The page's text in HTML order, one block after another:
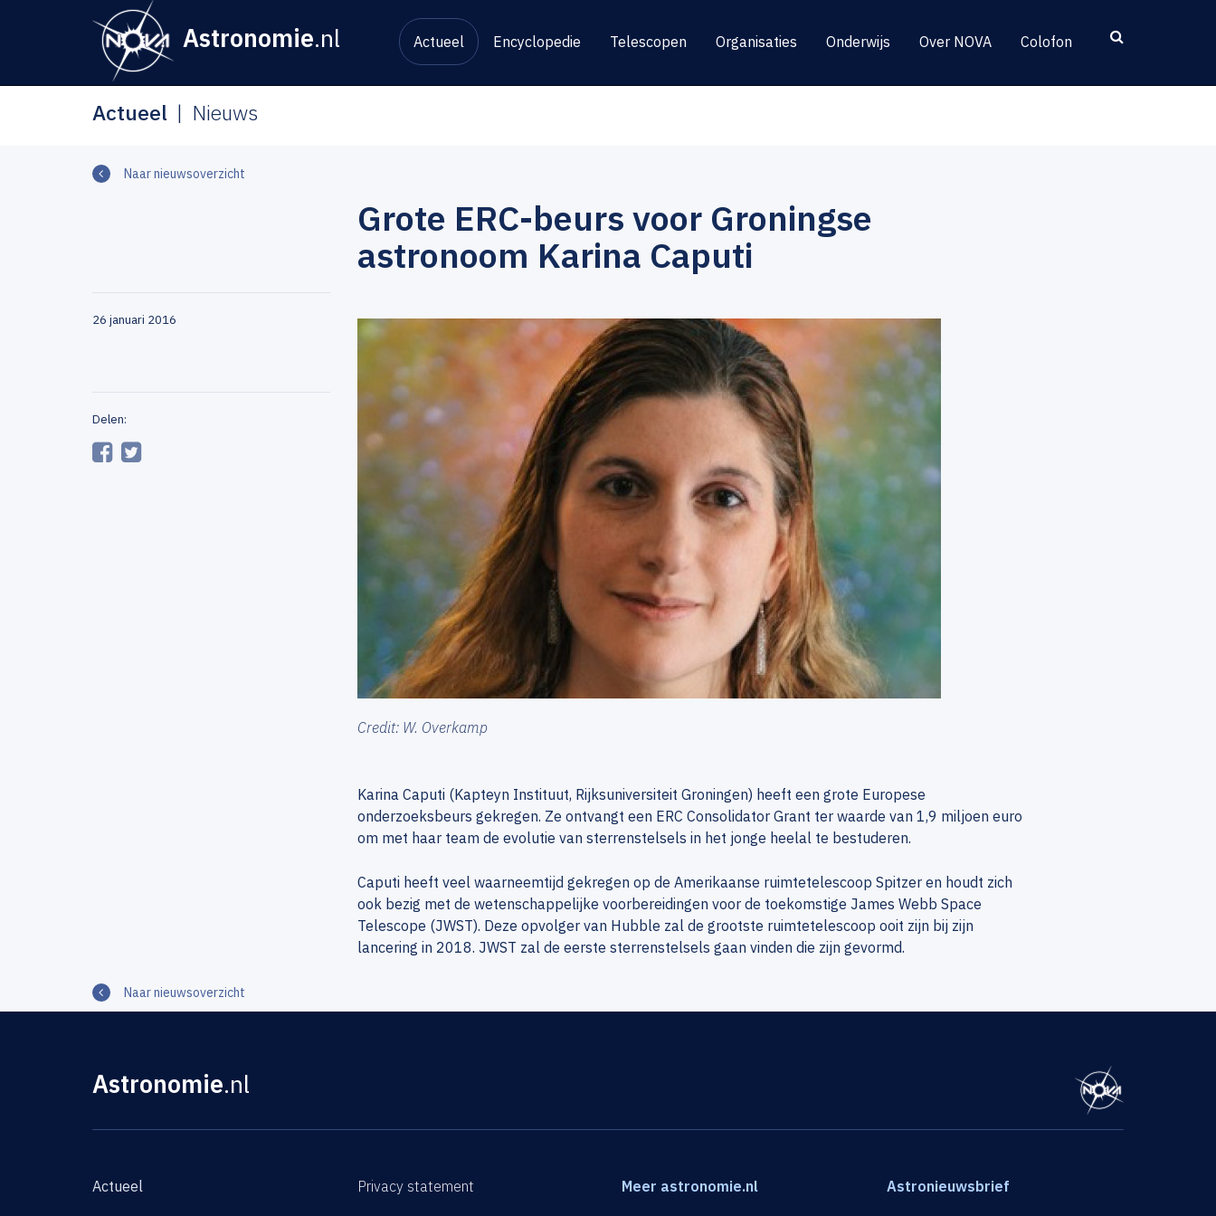
Astronomie.nl Actueel Encyclopedie Telescopen Organisaties Onderwijs Over NOVA Colofon
Actueel Nieuws
Naar nieuwsoverzicht
26 januari 2016
Delen:
Grote ERC-beurs voor Groningse
astronoom Karina Caputi
Credit: W. Overkamp
Karina Caputi (Kapteyn Instituut, Rijksuniversiteit Groningen) heeft een grote Europese
onderzoeksbeurs gekregen. Ze ontvangt een ERC Consolidator Grant ter waarde van 1,9 miljoen euro
om met haar team de evolutie van sterrenstelsels in het jonge heelal te bestuderen.
Caputi heeft veel waarneemtijd gekregen op de Amerikaanse ruimtetelescoop Spitzer en houdt zich
ook bezig met de wetenschappelijke voorbereidingen voor de toekomstige James Webb Space
Telescope (JWST). Deze opvolger van Hubble zal de grootste ruimtetelescoop ooit zijn bij zijn
lancering in 2018. JWST zal de eerste sterrenstelsels gaan vinden die zijn gevormd.
Naar nieuwsoverzicht
Astronomie.nl
Actueel Privacy statement Meer astronomie.nl Astronieuwsbrief